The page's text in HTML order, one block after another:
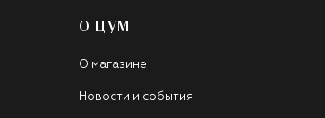
О ЦУМ
О магазине
Новости и события